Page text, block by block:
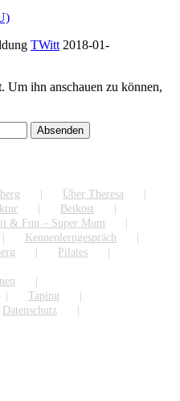
TWitt 2018-01-
Um ihn anschauen zu können,
Über Theresa
Beikost
& Fun – Super Mum
Kennenlerngespräch
Pilates
Taping
Datenschutz